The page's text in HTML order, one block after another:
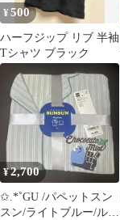
¥500
ハーフジップ リブ 半袖
Tシャツ ブラック
¥2,700
✩.*˚GU /パペットスン
スン/ライトブルー/ルー